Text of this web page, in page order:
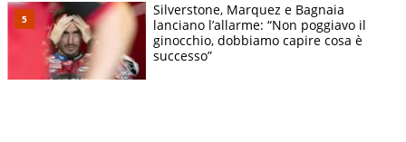
Silverstone, Marquez e Bagnaia
lanciano l’allarme: “Non poggiavo il
ginocchio, dobbiamo capire cosa è
successo”